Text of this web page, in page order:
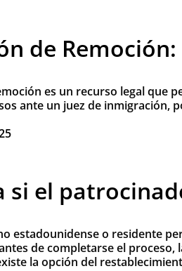
de
es un recurso legal que
ante un juez de inmigración,
si el
estadounidense o residente
de completarse el
la opción del